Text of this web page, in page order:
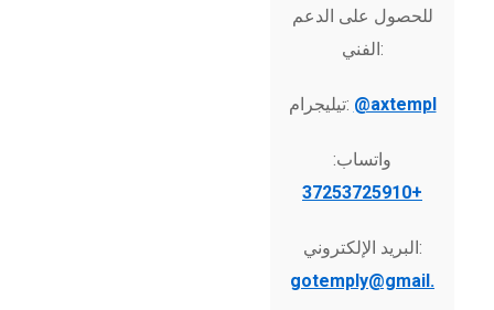
للحصول على الدعم
الفني:
تيليجرام: @axtempl
واتساب:
+37253725910
البريد الإلكتروني:
gotemply@gmail.